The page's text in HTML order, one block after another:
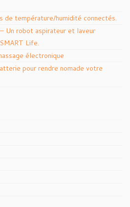
de température/humidité connectés.
Un robot aspirateur et laveur
Life.
électronique
pour rendre nomade votre